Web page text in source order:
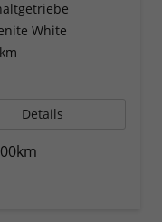
White
Details